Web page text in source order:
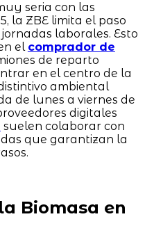
seria con las
la ZBE limita el paso
laborales. Esto
el comprador de
de reparto
en el centro de la
ambiental
de lunes a viernes de
digitales
suelen colaborar con
que garantizan la
Biomasa en